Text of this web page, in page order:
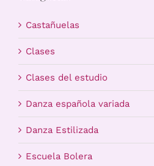
Carrito
Castañuelas
Clases
Clases del estudio
Danza española variada
Danza Estilizada
Escuela Bolera